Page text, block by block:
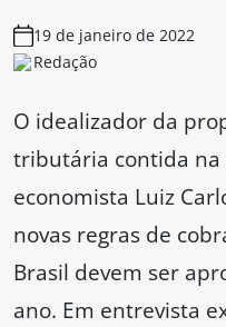
19 de janeiro de 2022
Redação
O idealizador da
tributária contida na
economista Luiz
novas regras de
Brasil devem ser
ano. Em entrevista